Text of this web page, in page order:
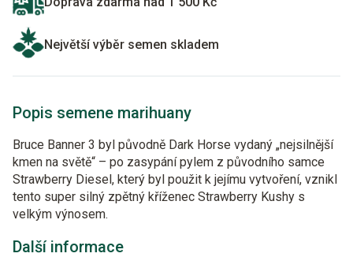
Největší výběr semen skladem
Popis semene marihuany
Bruce Banner 3 byl původně Dark Horse vydaný „nejsilnější
kmen na světě“ – po zasypání pylem z původního samce
Strawberry Diesel, který byl použit k jejímu vytvoření, vznikl
tento super silný zpětný kříženec Strawberry Kushy s
velkým výnosem.
Další informace